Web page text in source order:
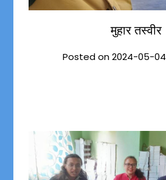
मुहार तस्वीर
Posted on2024-05-04